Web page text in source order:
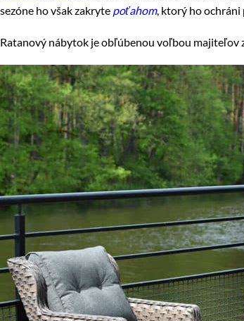
sezóne ho však zakryte poťahom, ktorý ho ochráni
Ratanový nábytok je obľúbenou voľbou majiteľov